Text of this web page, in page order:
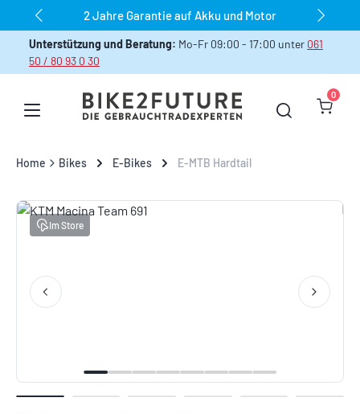
Zum Hauptinhalt springendauerhaft über 1.000 Bikes sofort verfügbar
Unterstützung und Beratung: Mo-Fr 09:00 - 17:00 unter 061
50 / 80 93 0 30
0
Home Bikes E-Bikes E-MTB Hardtail
Bildergalerie überspringen
Im Store